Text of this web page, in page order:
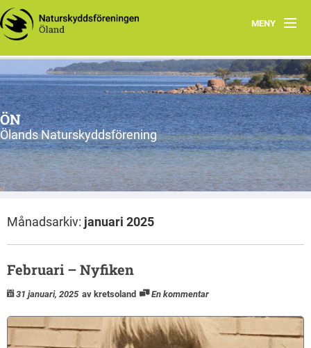
MENY
Hem
Om ÖN
Aktiviteter
ÖN tycker
Natur- och miljöorganisationer på Öland
ÖN
Ölands Naturskyddsförening
Månadsarkiv: januari 2025
Februari – Nyfiken
31 januari, 2025 av kretsoland En kommentar